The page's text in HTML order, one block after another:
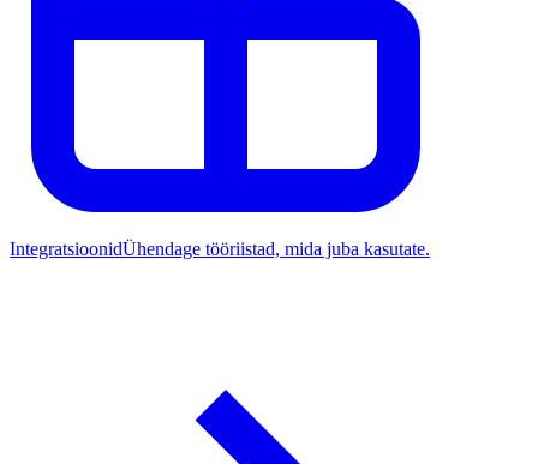
IntegratsioonidÜhendage tööriistad, mida juba kasutate.